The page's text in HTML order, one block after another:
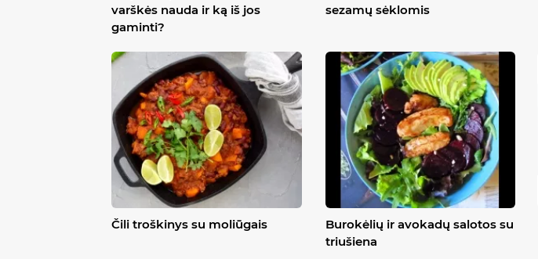
varškės nauda ir ką iš jos
gaminti?
sezamų sėklomis
Čili troškinys su moliūgais
Burokėlių ir avokadų salotos su
triušiena